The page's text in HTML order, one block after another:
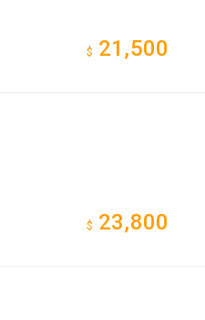
$ 21,500
$ 23,800